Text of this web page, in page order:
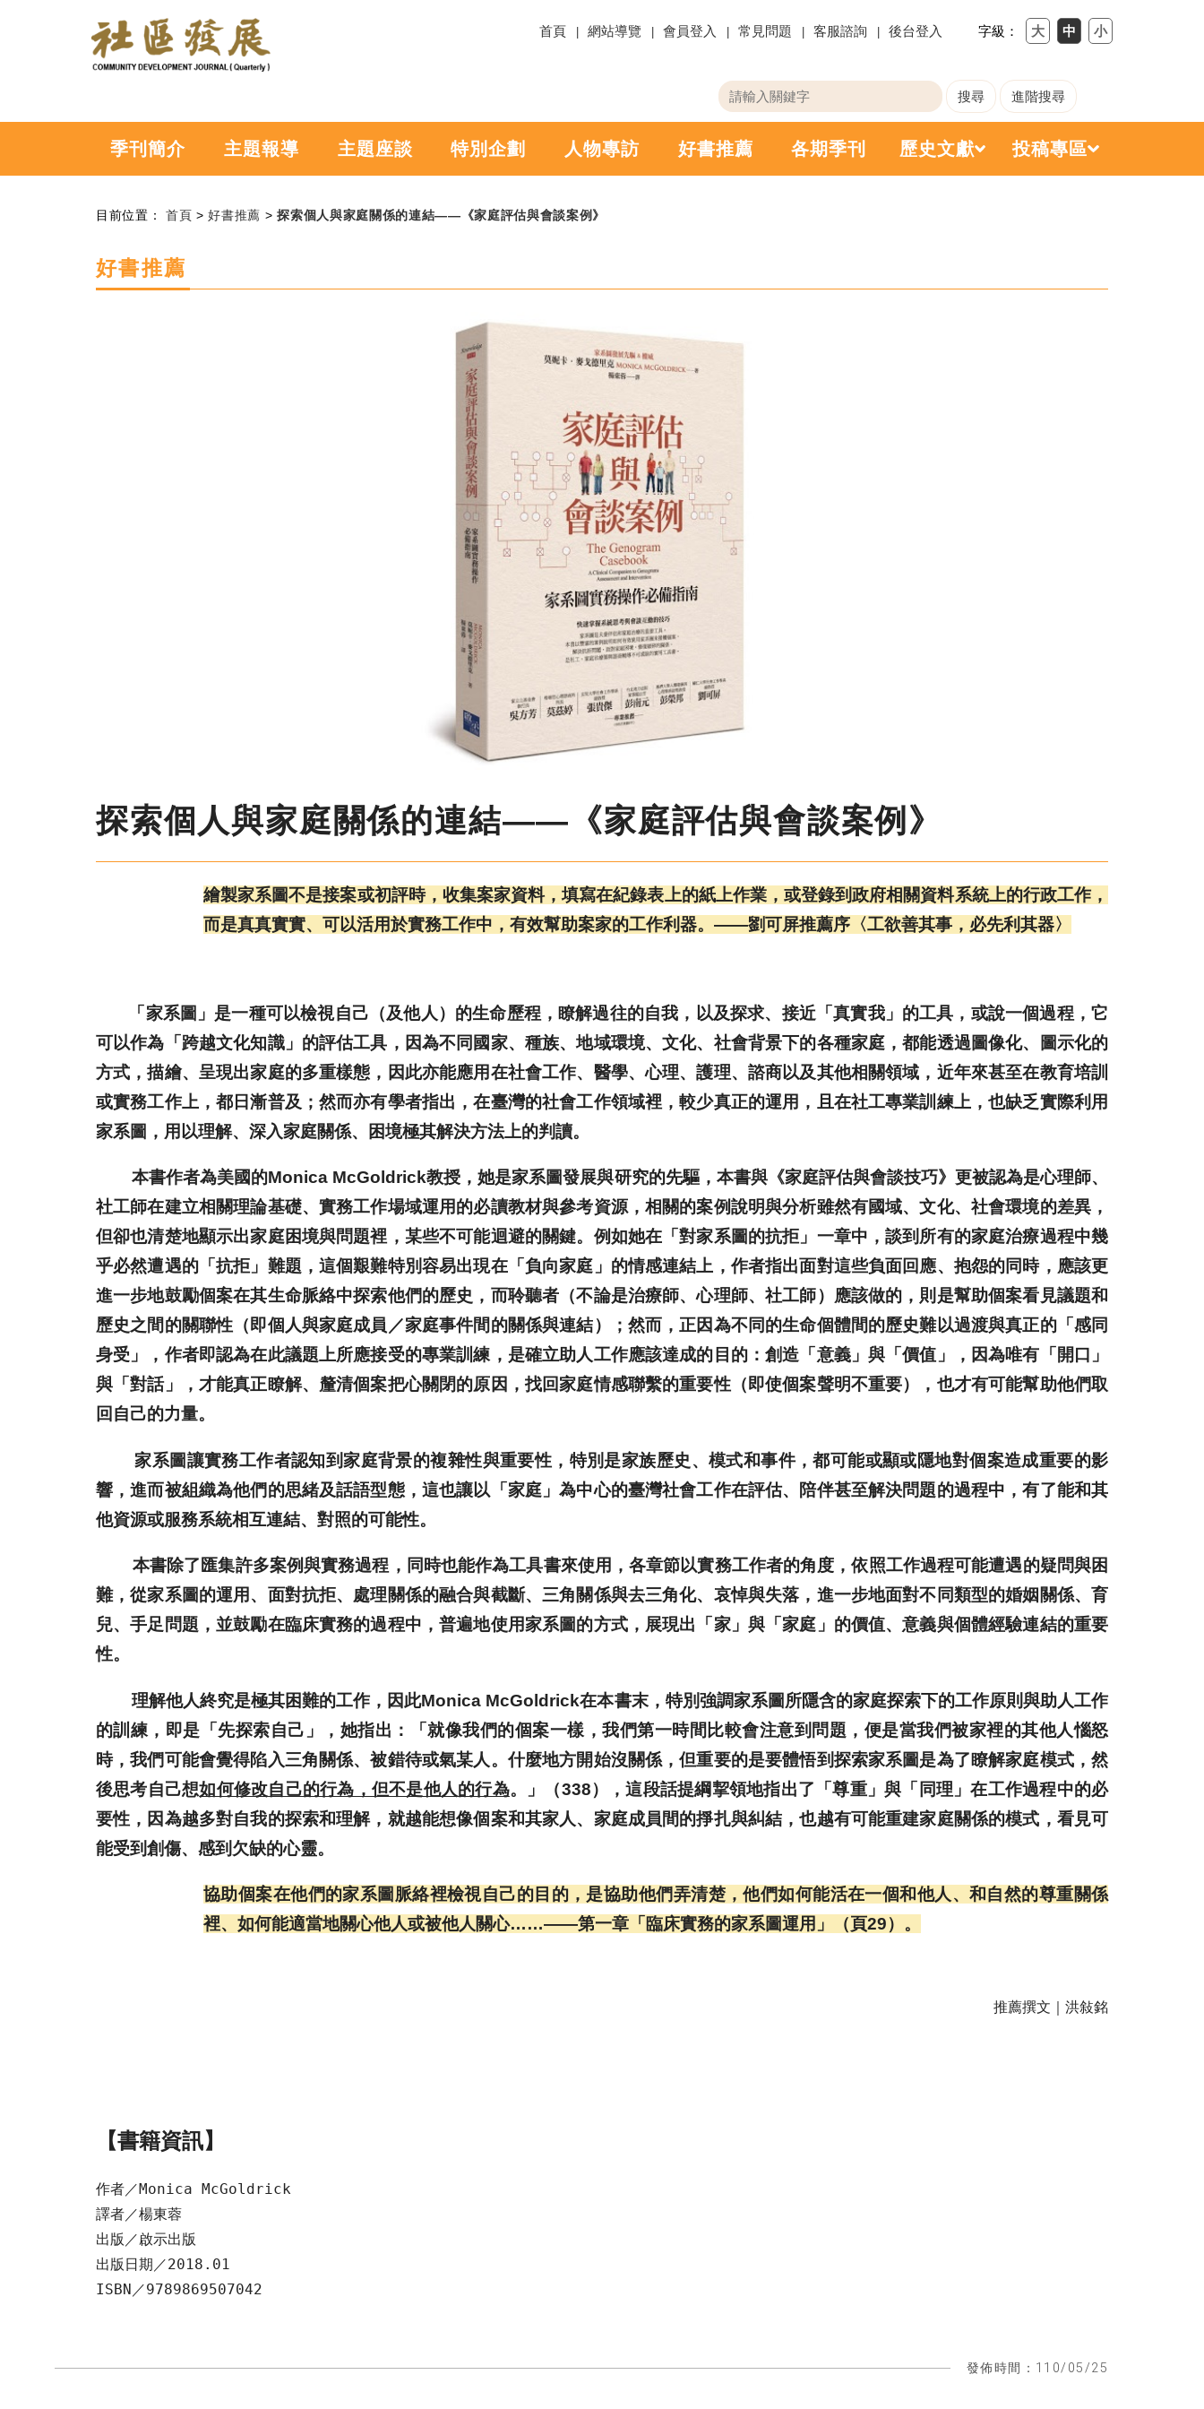
跳到主要內容社
區
展
季
刊
首頁 網站導覽 會員登入 常見問題 客服諮詢 後台登入 字級：
關
鍵
字
尋
請
輸
入
鍵
字
季刊簡介 主題報導 主題座談 特別企劃 人物專訪 好書推薦 各期季刊 歷史文獻 投稿專區
目前位置：首頁> 好書推薦 > 探索個人與家庭關係的連結——《家庭評估與會談案例》
好書推薦
探索個人與家庭關係的連結——《家庭評估與會談案例》
繪製家系圖不是接案或初評時，收集案家資料，填寫在紀錄表上的紙上作業，或登錄到政府相關資料系統上的行政工作，
而是真真實實、可以活用於實務工作中，有效幫助案家的工作利器。——劉可屏推薦序〈工欲善其事，必先利其器〉
「家系圖」是一種可以檢視自己（及他人）的生命歷程，瞭解過往的自我，以及探求、接近「真實我」的工具，或說一個過程，它
可以作為「跨越文化知識」的評估工具，因為不同國家、種族、地域環境、文化、社會背景下的各種家庭，都能透過圖像化、圖示化的
方式，描繪、呈現出家庭的多重樣態，因此亦能應用在社會工作、醫學、心理、護理、諮商以及其他相關領域，近年來甚至在教育培訓
或實務工作上，都日漸普及；然而亦有學者指出，在臺灣的社會工作領域裡，較少真正的運用，且在社工專業訓練上，也缺乏實際利用
家系圖，用以理解、深入家庭關係、困境極其解決方法上的判讀。
本書作者為美國的Monica McGoldrick教授，她是家系圖發展與研究的先驅，本書與《家庭評估與會談技巧》更被認為是心理師、
社工師在建立相關理論基礎、實務工作場域運用的必讀教材與參考資源，相關的案例說明與分析雖然有國域、文化、社會環境的差異，
但卻也清楚地顯示出家庭困境與問題裡，某些不可能迴避的關鍵。例如她在「對家系圖的抗拒」一章中，談到所有的家庭治療過程中幾
乎必然遭遇的「抗拒」難題，這個艱難特別容易出現在「負向家庭」的情感連結上，作者指出面對這些負面回應、抱怨的同時，應該更
進一步地鼓勵個案在其生命脈絡中探索他們的歷史，而聆聽者（不論是治療師、心理師、社工師）應該做的，則是幫助個案看見議題和
歷史之間的關聯性（即個人與家庭成員／家庭事件間的關係與連結）；然而，正因為不同的生命個體間的歷史難以過渡與真正的「感同
身受」，作者即認為在此議題上所應接受的專業訓練，是確立助人工作應該達成的目的：創造「意義」與「價值」，因為唯有「開口」
與「對話」，才能真正瞭解、釐清個案把心關閉的原因，找回家庭情感聯繫的重要性（即使個案聲明不重要），也才有可能幫助他們取
回自己的力量。
家系圖讓實務工作者認知到家庭背景的複雜性與重要性，特別是家族歷史、模式和事件，都可能或顯或隱地對個案造成重要的影
響，進而被組織為他們的思緒及話語型態，這也讓以「家庭」為中心的臺灣社會工作在評估、陪伴甚至解決問題的過程中，有了能和其
他資源或服務系統相互連結、對照的可能性。
本書除了匯集許多案例與實務過程，同時也能作為工具書來使用，各章節以實務工作者的角度，依照工作過程可能遭遇的疑問與困
難，從家系圖的運用、面對抗拒、處理關係的融合與截斷、三角關係與去三角化、哀悼與失落，進一步地面對不同類型的婚姻關係、育
兒、手足問題，並鼓勵在臨床實務的過程中，普遍地使用家系圖的方式，展現出「家」與「家庭」的價值、意義與個體經驗連結的重要
性。
理解他人終究是極其困難的工作，因此Monica McGoldrick在本書末，特別強調家系圖所隱含的家庭探索下的工作原則與助人工作
的訓練，即是「先探索自己」，她指出：「就像我們的個案一樣，我們第一時間比較會注意到問題，便是當我們被家裡的其他人惱怒
時，我們可能會覺得陷入三角關係、被錯待或氣某人。什麼地方開始沒關係，但重要的是要體悟到探索家系圖是為了瞭解家庭模式，然
後思考自己想如何修改自己的行為，但不是他人的行為。」（338），這段話提綱挈領地指出了「尊重」與「同理」在工作過程中的必
要性，因為越多對自我的探索和理解，就越能想像個案和其家人、家庭成員間的掙扎與糾結，也越有可能重建家庭關係的模式，看見可
能受到創傷、感到欠缺的心靈。
協助個案在他們的家系圖脈絡裡檢視自己的目的，是協助他們弄清楚，他們如何能活在一個和他人、和自然的尊重關係
裡、如何能適當地關心他人或被他人關心……——第一章「臨床實務的家系圖運用」（頁29）。
推薦撰文｜洪敍銘
【書籍資訊】
作者／Monica McGoldrick
譯者／楊東蓉
出版／啟示出版
出版日期／2018.01
ISBN／9789869507042
發佈時間：110/05/25